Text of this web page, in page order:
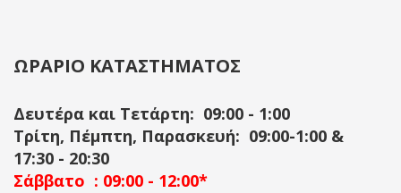
ΩΡΑΡΙΟ ΚΑΤΑΣΤΗΜΑΤΟΣ
Δευτέρα και Τετάρτη: 09:00 - 1:00
Τρίτη, Πέμπτη, Παρασκευή: 09:00-1:00 &
17:30 - 20:30
Σάββατο : 09:00 - 12:00*